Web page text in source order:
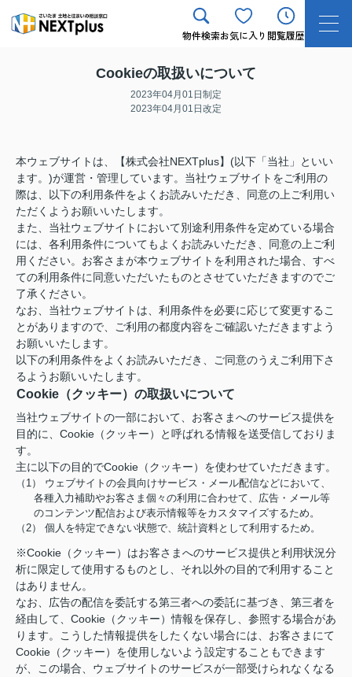
物件検索お気に入り 閲覧履歴
Cookieの取扱いについて
2023年04月01日制定
2023年04月01日改定
本ウェブサイトは、【株式会社NEXTplus】(以下「当社」といい
ます。)が運営・管理しています。当社ウェブサイトをご利用の
際は、以下の利用条件をよくお読みいただき、同意の上ご利用い
ただくようお願いいたします。
また、当社ウェブサイトにおいて別途利用条件を定めている場合
には、各利用条件についてもよくお読みいただき、同意の上ご利
用ください。お客さまが本ウェブサイトを利用された場合、すべ
ての利用条件に同意いただいたものとさせていただきますのでご
了承ください。
なお、当社ウェブサイトは、利用条件を必要に応じて変更するこ
とがありますので、ご利用の都度内容をご確認いただきますよう
お願いいたします。
以下の利用条件をよくお読みいただき、ご同意のうえご利用下さ
るようお願いいたします。
Cookie（クッキー）の取扱いについて
当社ウェブサイトの一部において、お客さまへのサービス提供を
目的に、Cookie（クッキー）と呼ばれる情報を送受信しておりま
す。
主に以下の目的でCookie（クッキー）を使わせていただきます。
（1） ウェブサイトの会員向けサービス・メール配信などにおいて、
各種入力補助やお客さま個々の利用に合わせて、広告・メール等
のコンテンツ配信および表示情報等をカスタマイズするため。
（2） 個人を特定できない状態で、統計資料として利用するため。
※Cookie（クッキー）はお客さまへのサービス提供と利用状況分
析に限定して使用するものとし、それ以外の目的で利用すること
はありません。
なお、広告の配信を委託する第三者への委託に基づき、第三者を
経由して、Cookie（クッキー）情報を保存し、参照する場合があ
ります。こうした情報提供をしたくない場合には、お客さまにて
Cookie（クッキー）を使用しないよう設定することもできます
が、この場合、ウェブサイトのサービスが一部受けられなくなる